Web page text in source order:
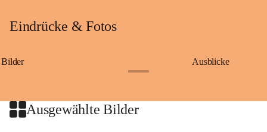
Eindrücke & Fotos
Bilder Ausblicke
Ausgewählte Bilder